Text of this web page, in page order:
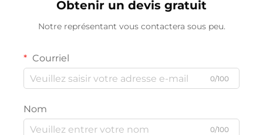
Obtenir un devis gratuit
Notre représentant vous contactera sous peu.
Courriel
0/100
Nom
0/100